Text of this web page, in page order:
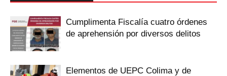
Cumplimenta Fiscalía cuatro órdenes
de aprehensión por diversos delitos
Elementos de UEPC Colima y de